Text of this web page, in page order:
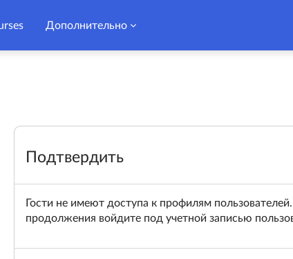
Дополнительно
Подтвердить
Гости не имеют доступа к профилям
продолжения войдите под учетной записью